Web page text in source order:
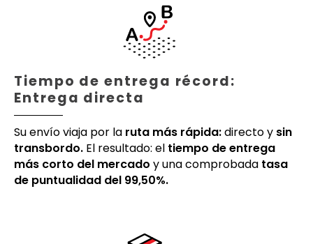
Tiempo de entrega récord:
Entrega directa
Su envío viaja por la ruta más rápida:directo y sin
transbordo. El resultado: el tiempo de entrega
más corto del mercado y una comprobada tasa
de puntualidad del 99,50%.